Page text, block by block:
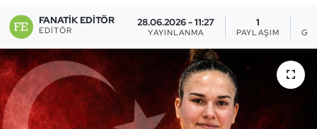
FANATIK EDITÖR
EDITÖR
28.06.2026 - 11:27
YAYINLANMA
1
PAYLAŞIM
Buz Hokeyi
Buz Pateni